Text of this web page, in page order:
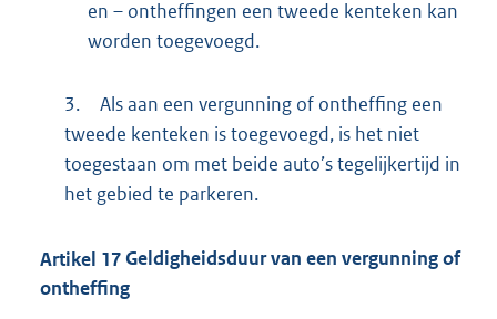
en – ontheffingen een tweede kenteken kan
worden toegevoegd.
3.
Als aan een vergunning of ontheffing een
tweede kenteken is toegevoegd, is het niet
toegestaan om met beide auto’s tegelijkertijd in
het gebied te parkeren.
Artikel 17Geldigheidsduur van een vergunning of
ontheffing